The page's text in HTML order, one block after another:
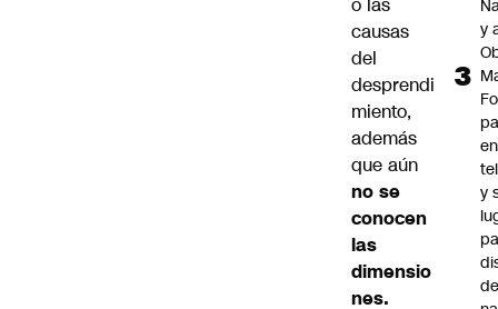
causas
del
desprendi
miento,
además
que aún
no se
conocen
las
dimensio
nes.
y
en
y